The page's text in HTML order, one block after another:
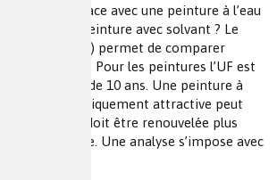
même surface avec une peinture à l’eau
qu’une peinture avec solvant ? Le
(UF) permet de comparer
entre eux. Pour les peintures l’UF est
et une durée de 10 ans. Une peinture à
plus écologiquement attractive peut
» si elle doit être renouvelée plus
solvantée. Une analyse s’impose avec